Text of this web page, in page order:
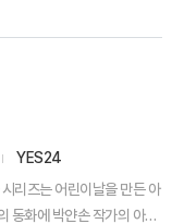
YES24
리즈는 어린이날을 만든 아
동화에 박얀손 작가의 아기